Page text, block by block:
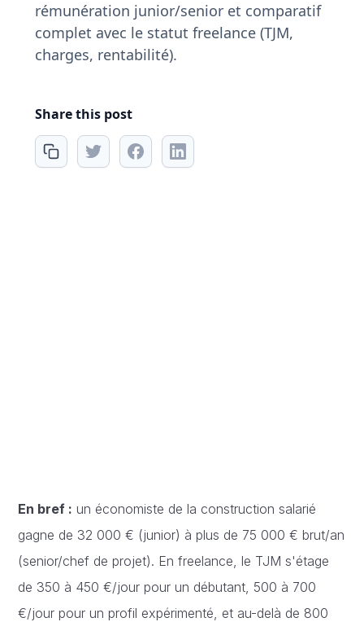
rémunération junior/senior et comparatif
complet avec le statut freelance (TJM,
charges, rentabilité).
Share this post
En bref : un économiste de la construction salarié
gagne de 32 000 € (junior) à plus de 75 000 € brut/an
(senior/chef de projet). En freelance, le TJM s'étage
de 350 à 450 €/jour pour un débutant, 500 à 700
€/jour pour un profil expérimenté, et au-delà de 800